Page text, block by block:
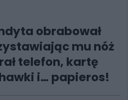
obrabował
mu nóż
telefon, kartę
i… papieros!